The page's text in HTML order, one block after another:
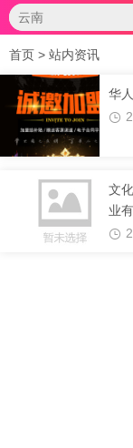
首页 > 站内资讯
华
文
业